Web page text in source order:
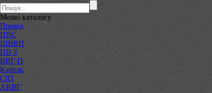
Меню каталогу
Провід
ПВС
ШВВП
ПВ 3
ВВГ-П
Кабель
СІП
АВВГ